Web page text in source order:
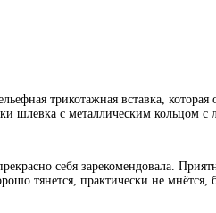
трикотажная вставка, которая
шлевка с металлическим кольцом с
себя зарекомендовала.
тянется, практически не мнётся,